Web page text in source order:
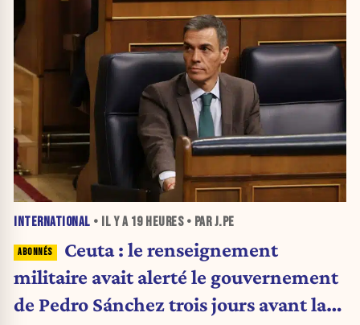
INTERNATIONAL • IL Y A 19 HEURES• PAR J.PE
Ceuta : le renseignement
militaire avait alerté le gouvernement
de Pedro Sánchez trois jours avant la